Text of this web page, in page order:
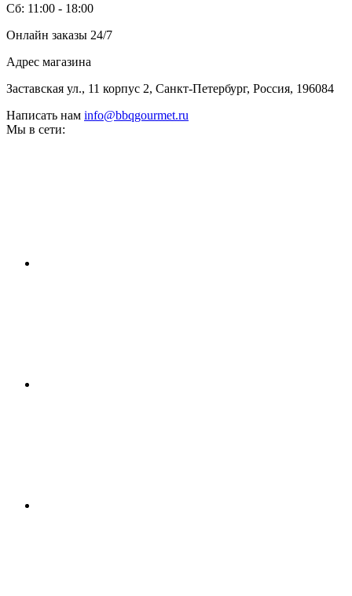
Сб: 11:00 - 18:00
Онлайн заказы 24/7
Адрес магазина
Заставская ул., 11 корпус 2, Санкт-Петербург, Россия, 196084
Написать нам info@bbqgourmet.ru
Мы в сети: